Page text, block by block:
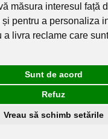
măsura interesul față
pentru a personaliza
a livra reclame care
Sunt de acord
Refuz
Vreau să schimb setările